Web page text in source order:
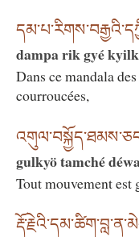
dampa rik gyé
Dans ce mandala
courroucées,
gulkyö tamché
Tout mouvement est